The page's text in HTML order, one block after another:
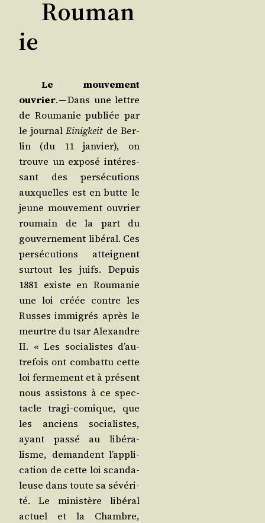
Rouman
ie
Le mou­ve­ment
ouvrier. — Dans une lettre
de Rou­ma­nie publiée par
le jour­nal Einig­keit de Ber­
lin (du 11 jan­vier), on
trouve un expo­sé inté­res­
sant des per­sé­cu­tions
aux­quelles est en butte le
jeune mou­ve­ment ouvrier
rou­main de la part du
gou­ver­ne­ment libé­ral. Ces
per­sé­cu­tions atteignent
sur­tout les juifs. Depuis
1881 existe en Rou­ma­nie
une loi créée contre les
Russes immi­grés après le
meurtre du tsar Alexandre
II. « Les socia­listes d’au­
tre­fois ont com­bat­tu cette
loi fer­me­ment et à pré­sent
nous assis­tons à ce spec­
tacle tra­gi-comique, que
les anciens socia­listes,
ayant pas­sé au libé­ra­
lisme, demandent l’ap­pli­
ca­tion de cette loi scan­da­
leuse dans toute sa sévé­ri­
té. Le minis­tère libé­ral
actuel et la Chambre,